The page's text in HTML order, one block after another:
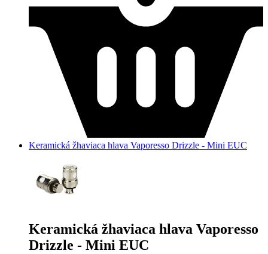
Keramická žhaviaca hlava Vaporesso Drizzle - Mini EUC
Keramická žhaviaca hlava Vaporesso
Drizzle - Mini EUC